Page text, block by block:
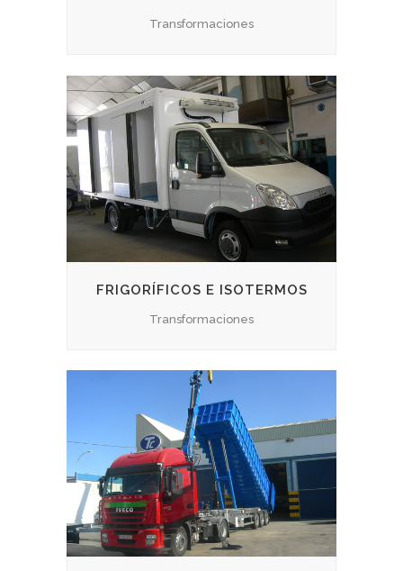
Transformaciones
FRIGORÍFICOS E ISOTERMOS
Transformaciones